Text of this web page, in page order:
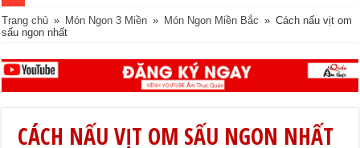
Trang chủ » Món Ngon 3 Miền » Món Ngon Miền Bắc » Cách nấu vịt om
sấu ngon nhất
CÁCH NẤU VỊT OM SẤU NGON NHẤT